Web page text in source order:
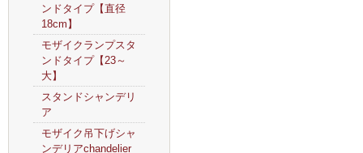
ンドタイプ【直径
18cm】
モザイクランプスタ
ンドタイプ【23～
大】
スタンドシャンデリ
ア
モザイク吊下げシャ
ンデリアchandelier